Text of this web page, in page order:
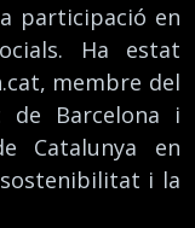
participació en
Ha estat
membre del
de Barcelona i
Catalunya en
i la